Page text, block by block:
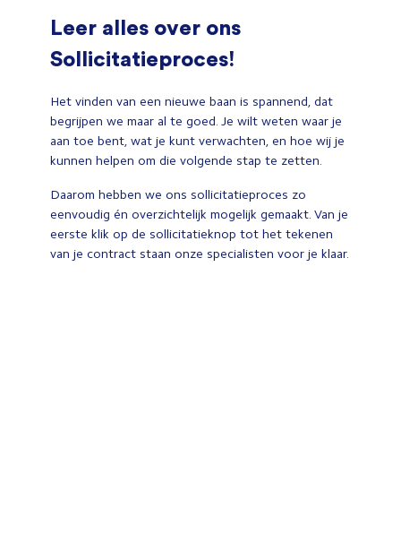
Leer alles over ons
Sollicitatieproces!
Het vinden van een nieuwe baan is spannend, dat
begrijpen we maar al te goed. Je wilt weten waar je
aan toe bent, wat je kunt verwachten, en hoe wij je
kunnen helpen om die volgende stap te zetten.
Daarom hebben we ons sollicitatieproces zo
eenvoudig én overzichtelijk mogelijk gemaakt. Van je
eerste klik op de sollicitatieknop tot het tekenen
van je contract staan onze specialisten voor je klaar.